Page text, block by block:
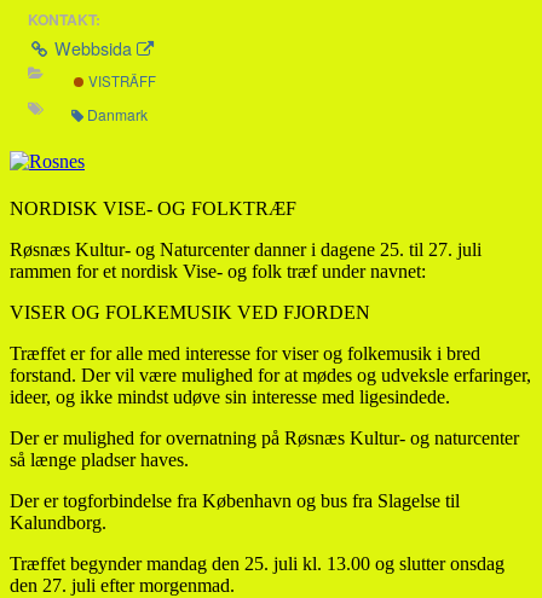
KONTAKT:
Webbsida
VISTRÄFF
Danmark
NORDISK VISE- OG FOLKTRÆF
Røsnæs Kultur- og Naturcenter danner i dagene 25. til 27. juli
rammen for et nordisk Vise- og folk træf under navnet:
VISER OG FOLKEMUSIK VED FJORDEN
Træffet er for alle med interesse for viser og folkemusik i bred
forstand. Der vil være mulighed for at mødes og udveksle erfaringer,
ideer, og ikke mindst udøve sin interesse med ligesindede.
Der er mulighed for overnatning på Røsnæs Kultur- og naturcenter
så længe pladser haves.
Der er togforbindelse fra København og bus fra Slagelse til
Kalundborg.
Træffet begynder mandag den 25. juli kl. 13.00 og slutter onsdag
den 27. juli efter morgenmad.